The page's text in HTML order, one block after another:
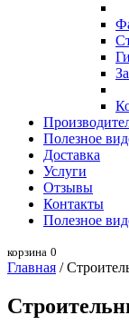
Полезное
Доставка
Услуги
Отзывы
Контакты
Полезное
корзина 0
Главная /